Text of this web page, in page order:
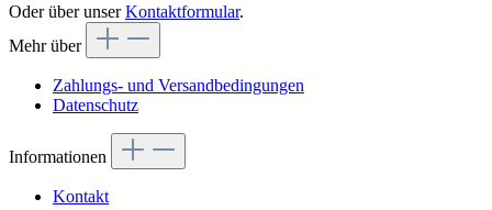
Oder über unserKontaktformular.
Mehr über
Zahlungs- und Versandbedingungen
Datenschutz
Informationen
Kontakt